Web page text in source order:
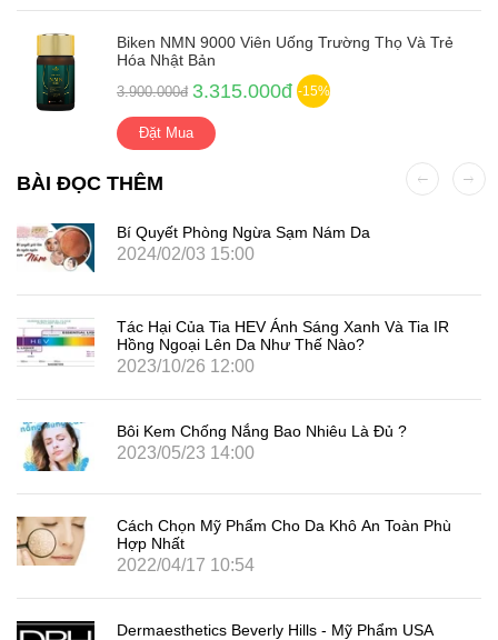
Biken NMN 9000 Viên Uống Trường Thọ Và Trẻ
Hóa Nhật Bản
3.900.000đ 3.315.000đ -15%
Đặt Mua
BÀI ĐỌC THÊM
Bí Quyết Phòng Ngừa Sạm Nám Da
2024/02/03 15:00
Tác Hại Của Tia HEV Ánh Sáng Xanh Và Tia IR
Hồng Ngoại Lên Da Như Thế Nào?
2023/10/26 12:00
Bôi Kem Chống Nắng Bao Nhiêu Là Đủ ?
2023/05/23 14:00
Cách Chọn Mỹ Phẩm Cho Da Khô An Toàn Phù
Hợp Nhất
2022/04/17 10:54
Dermaesthetics Beverly Hills - Mỹ Phẩm USA